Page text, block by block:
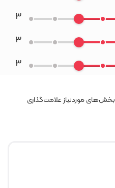
۳
۳
۳
بخش‌های موردنیاز علامت‌گذاری